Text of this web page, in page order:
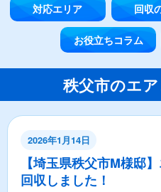
対応エリア 回収
お役立ちコラム
秩父市のエ
2026年1月14日
【埼玉県秩父市M様邸
回収しました！